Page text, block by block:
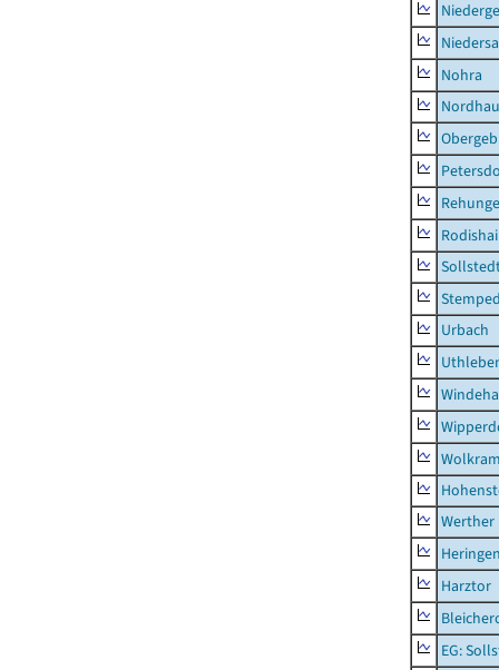
Nohra
Urbach
Werther
Harztor
EG: